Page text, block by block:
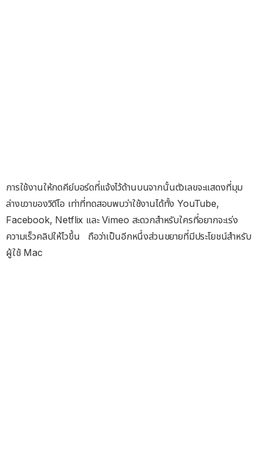
การใช้งานให้กดคีย์บอร์ดที่แจ้งไว้ด้านบนจากนั้นตัวเลขจะแสดงที่มุม
ล่างขวาของวิดีโอ เท่าที่ทดสอบพบว่าใช้งานได้ทั้ง YouTube,
Facebook, Netflix และ Vimeo สะดวกสำหรับใครที่อยากจะเร่ง
ความเร็วคลิปให้ไวขึ้น ถือว่าเป็นอีกหนึ่งส่วนขยายที่มีประโยชน์สำหรับ
ผู้ใช้ Mac